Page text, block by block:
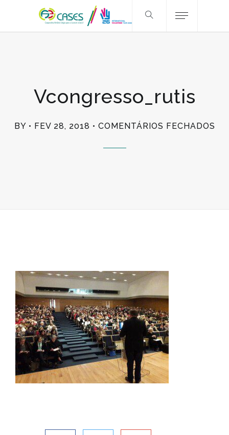
Vcongresso_rutis
BY FEV 28, 2018 COMENTÁRIOS FECHADOS